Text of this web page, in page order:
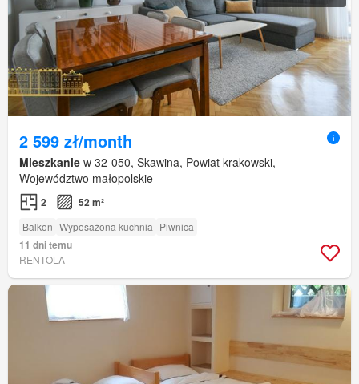
2 599 zł/month
Mieszkanie w 32-050, Skawina, Powiat krakowski,
Województwo małopolskie
2 52 m²
Balkon Wyposażona kuchnia Piwnica
11 dni temu
RENTOLA